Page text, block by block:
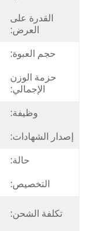
القدرة على
العرض:
حجم العبوة:
حزمة الوزن
الإجمالي:
وظيفة:
إصدار الشهادات:
حالة:
التخصيص:
تكلفة الشحن: